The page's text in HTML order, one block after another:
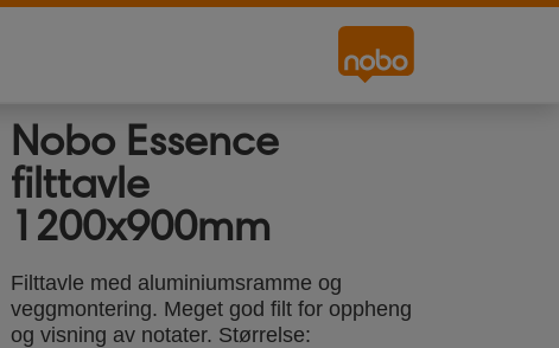
Nobo Essence
filttavle
1200x900mm
Filttavle med aluminiumsramme og
veggmontering. Meget god filt for oppheng
og visning av notater. Størrelse: